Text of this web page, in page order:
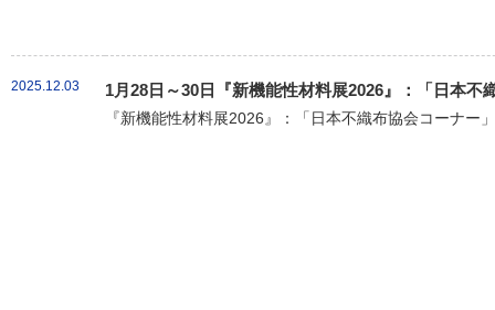
2025.12.03 1月28日～30日『新機能性材料展2026』：「日本不
『新機能性材料展2026』：「日本不織布協会コーナ